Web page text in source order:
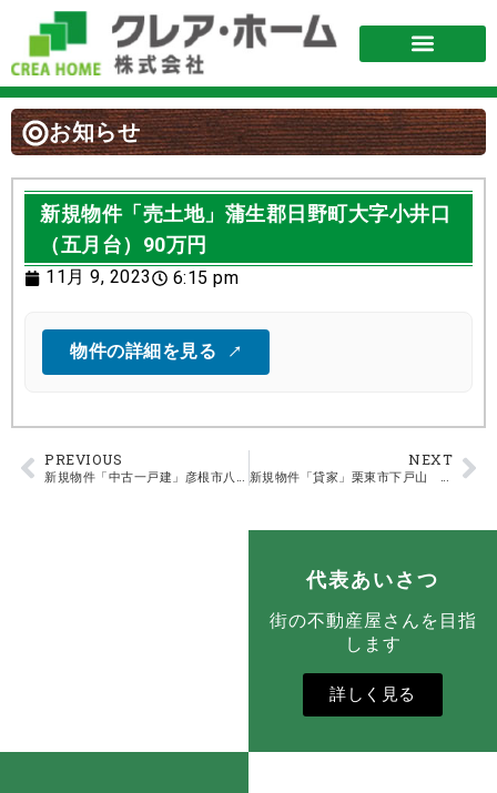
お知らせ
新規物件「売土地」蒲生郡日野町大字小井口
（五月台）90万円
11月 9, 2023 6:15 pm
物件の詳細を見る
PREVIOUS
新規物件「中古一戸建」彦根市八坂町 1,080万円
NEXT
新規物件「貸家」栗東市下戸山 6.8万円
代表あいさつ
街の不動産屋さんを目指
します
詳しく見る